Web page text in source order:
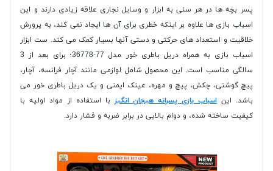
پسر بچه ها در هر سنی به ابزار و وسایل نجاری علاقه زیادی دارند و این
اسباب بازی ها علاوه بر اینکه خطری برای آن ها ایجاد نمی کند، به پرورش
خلاقیت و استعداد های حرکتی و دستی آنها بسیار کمک می کند. ست ابزار
اسباب بازی به همراه دريل باطری خور مدل 77-36778؛ برای بعد از 3
سالگی مناسب است. این محصول شامل لوازمی مانند آچار فرانسه، آچار،
پیچ گوشتی، چکش، پیچ و مهره، عینک ایمنی و یک دریل باطری خور می
باشد. این اسباب بازی پسرانه هیجان انگیز با استفاده از مواد اولیه با
کیفیت ساخته شده، و دوام بالایی در برابر ضربه و فشار دارد.